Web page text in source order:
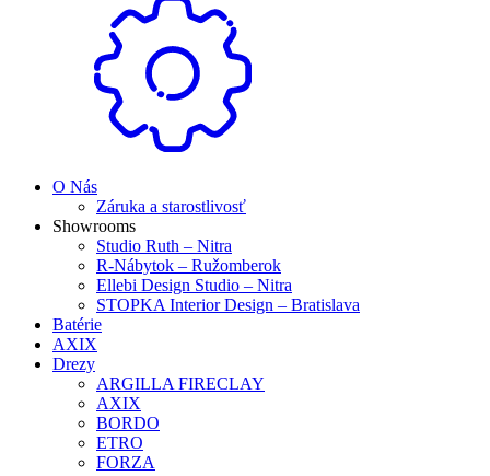
O Nás
Záruka a starostlivosť
Showrooms
Studio Ruth – Nitra
R-Nábytok – Ružomberok
Ellebi Design Studio – Nitra
STOPKA Interior Design – Bratislava
Batérie
AXIX
Drezy
ARGILLA FIRECLAY
AXIX
BORDO
ETRO
FORZA